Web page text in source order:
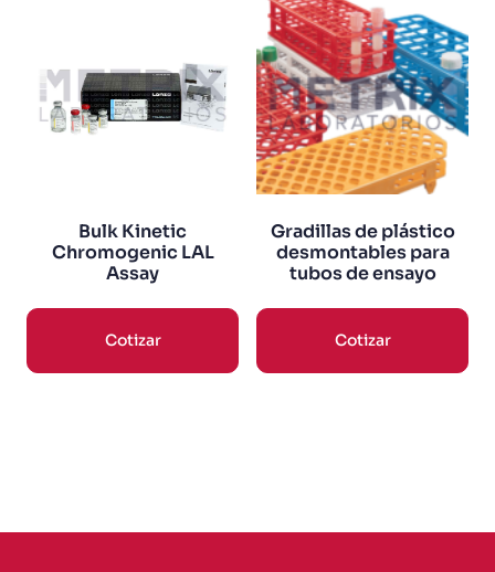
Bulk Kinetic
Chromogenic LAL
Assay
Cotizar
Gradillas de plástico
desmontables para
tubos de ensayo
Cotizar